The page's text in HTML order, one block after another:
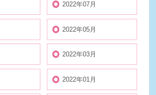
2022年07月
2022年05月
2022年03月
2022年01月